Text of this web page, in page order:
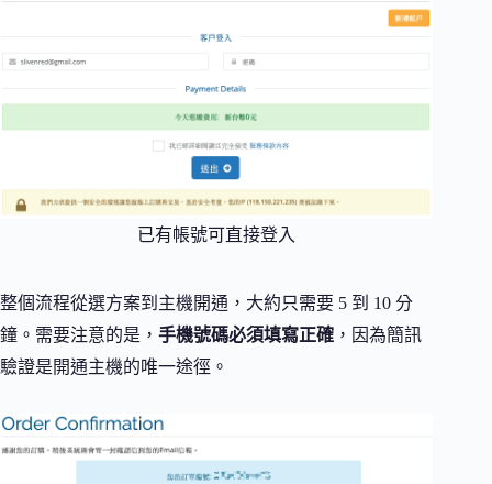
已有帳號可直接登入
整個流程從選方案到主機開通，大約只需要 5 到 10 分
鐘。需要注意的是， 手機號碼必須填寫正確 ，因為簡訊
驗證是開通主機的唯一途徑。